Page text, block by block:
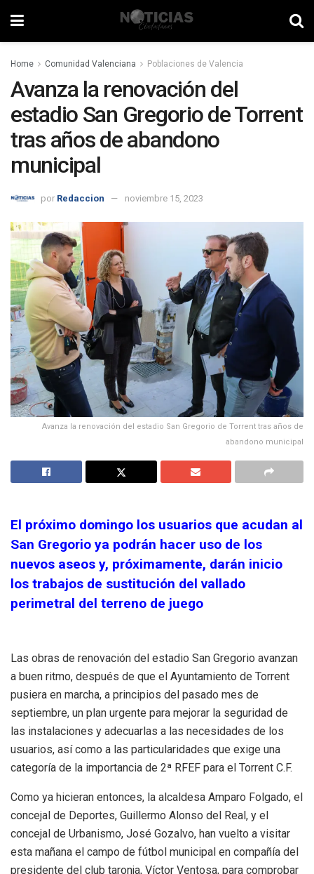
Home Comunidad Valenciana Poblaciones de Valencia
Avanza la renovación del
estadio San Gregorio de Torrent
tras años de abandono
municipal
por Redaccion noviembre 15, 2023
Avanza la renovación del estadio San Gregorio de Torrent tras años de
abandono municipal
El próximo domingo los usuarios que acudan al
San Gregorio ya podrán hacer uso de los
nuevos aseos y, próximamente, darán inicio
los trabajos de sustitución del vallado
perimetral del terreno de juego
Las obras de renovación del estadio San Gregorio avanzan
a buen ritmo, después de que el Ayuntamiento de Torrent
pusiera en marcha, a principios del pasado mes de
septiembre, un plan urgente para mejorar la seguridad de
las instalaciones y adecuarlas a las necesidades de los
usuarios, así como a las particularidades que exige una
categoría de la importancia de 2ª RFEF para el Torrent C.F.
Como ya hicieran entonces, la alcaldesa Amparo Folgado, el
concejal de Deportes, Guillermo Alonso del Real, y el
concejal de Urbanismo, José Gozalvo, han vuelto a visitar
esta mañana el campo de fútbol municipal en compañía del
presidente del club taronja, Víctor Ventosa, para comprobar